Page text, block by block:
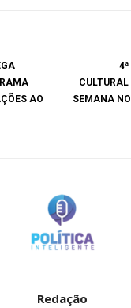
AO
4ª
SEMANA
Redação